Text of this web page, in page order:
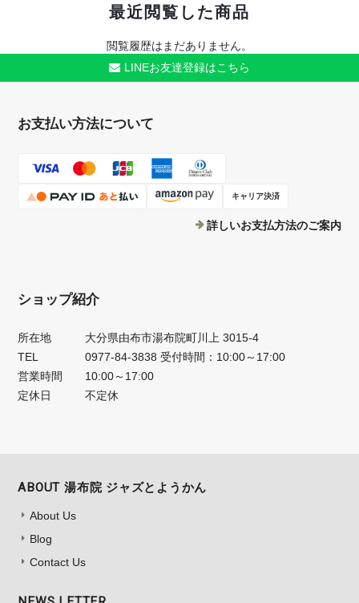
最近閲覧した商品
閲覧履歴はまだありません。
LINEお友達登録はこちら
お支払い方法について
キャリア決済
詳しいお支払方法のご案内
ショップ紹介
所在地
大分県由布市湯布院町川上 3015-4
TEL
0977-84-3838 受付時間：10:00～17:00
営業時間
10:00～17:00
定休日
不定休
ABOUT 湯布院 ジャズとようかん
About Us
Blog
Contact Us